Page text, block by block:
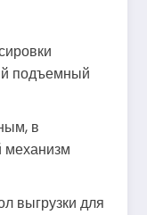
подъемный
в
механизм
выгрузки для